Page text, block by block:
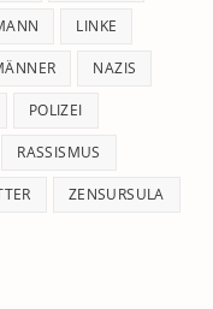
LINKE
NAZIS
POLIZEI
RASSISMUS
ZENSURSULA